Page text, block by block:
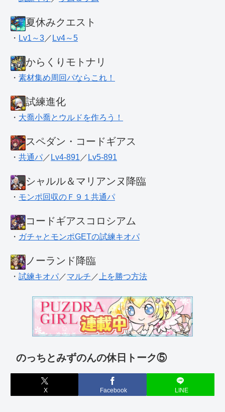
夏休みクエスト
・ Lv1～3 ／ Lv4～5
からくりモトナリ
・ 素材集め周回パならこれ！
試練進化
・ 大喬小喬とウルドを作ろう！
スペダン・コードギアス
・ 共通パ ／ Lv4-891 ／ Lv5-891
シャルル＆マリアンヌ降臨
・ モンポ回収のＦ９１共通パ
コードギアスコロシアム
・ ガチャとモンポGETの試練キオパ
ノーランド降臨
・ 試練キオパ ／マルチ ／ 上を勝つ方法
のっちとみずのんの休日トーク⑤
X Facebook LINE